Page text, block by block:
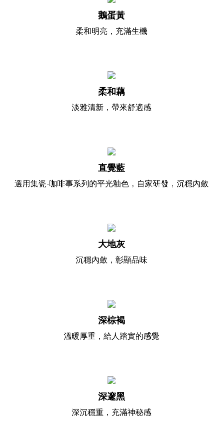
鵝蛋黃
柔和明亮，充滿生機
柔和藕
淡雅清新，帶來舒適感
直覺藍
選用集瓷-咖啡事系列的平光釉色，自家研發，沉穩內斂
大地灰
沉穩內斂，彰顯品味
深棕褐
溫暖厚重，給人踏實的感覺
深邃黑
深沉穩重，充滿神秘感